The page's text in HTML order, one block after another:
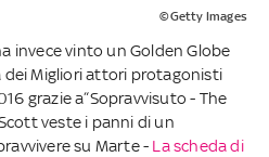
©Getty Images
invece vinto un Golden Globe
Migliori attori protagonisti
grazie a“Sopravvisuto - The
veste i panni di un
su Marte - La scheda di